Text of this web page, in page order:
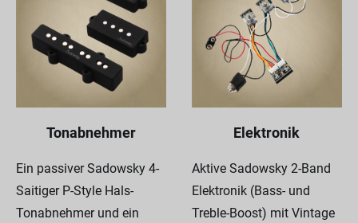
Tonabnehmer
Ein passiver Sadowsky 4-
Saitiger P-Style Hals-
Tonabnehmer und ein
Elektronik
Aktive Sadowsky 2-Band
Elektronik (Bass- und
Treble-Boost) mit Vintage